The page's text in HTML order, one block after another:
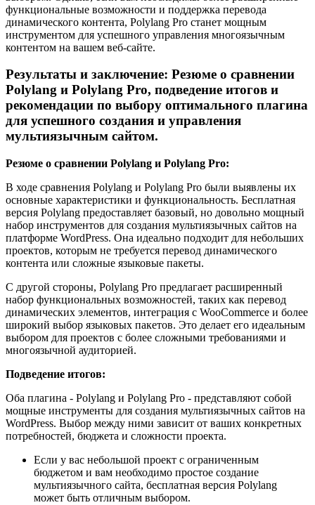
функциональные возможности и поддержка перевода
динамического контента, Polylang Pro станет мощным
инструментом для успешного управления многоязычным
контентом на вашем веб-сайте.
Результаты и заключение: Резюме о сравнении
Polylang и Polylang Pro, подведение итогов и
рекомендации по выбору оптимального плагина
для успешного создания и управления
мультиязычным сайтом.
Резюме о сравнении Polylang и Polylang Pro:
В ходе сравнения Polylang и Polylang Pro были выявлены их
основные характеристики и функциональность. Бесплатная
версия Polylang предоставляет базовый, но довольно мощный
набор инструментов для создания мультиязычных сайтов на
платформе WordPress. Она идеально подходит для небольших
проектов, которым не требуется перевод динамического
контента или сложные языковые пакеты.
С другой стороны, Polylang Pro предлагает расширенный
набор функциональных возможностей, таких как перевод
динамических элементов, интеграция с WooCommerce и более
широкий выбор языковых пакетов. Это делает его идеальным
выбором для проектов с более сложными требованиями и
многоязычной аудиторией.
Подведение итогов:
Оба плагина - Polylang и Polylang Pro - представляют собой
мощные инструменты для создания мультиязычных сайтов на
WordPress. Выбор между ними зависит от ваших конкретных
потребностей, бюджета и сложности проекта.
Если у вас небольшой проект с ограниченным
бюджетом и вам необходимо простое создание
мультиязычного сайта, бесплатная версия Polylang
может быть отличным выбором.